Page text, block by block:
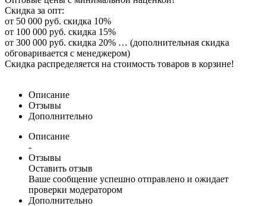
Скидка за опт:
от 50 000 руб. скидка 10%
от 100 000 руб. скидка 15%
от 300 000 руб. скидка 20% … (дополнительная скидка
обговаривается с менеджером)
Скидка распределяется на стоимость товаров в корзине!
Описание
Отзывы
Дополнительно
Описание
-
Отзывы
Оставить отзыв
Ваше сообщение успешно отправлено и ожидает
проверки модератором
Дополнительно